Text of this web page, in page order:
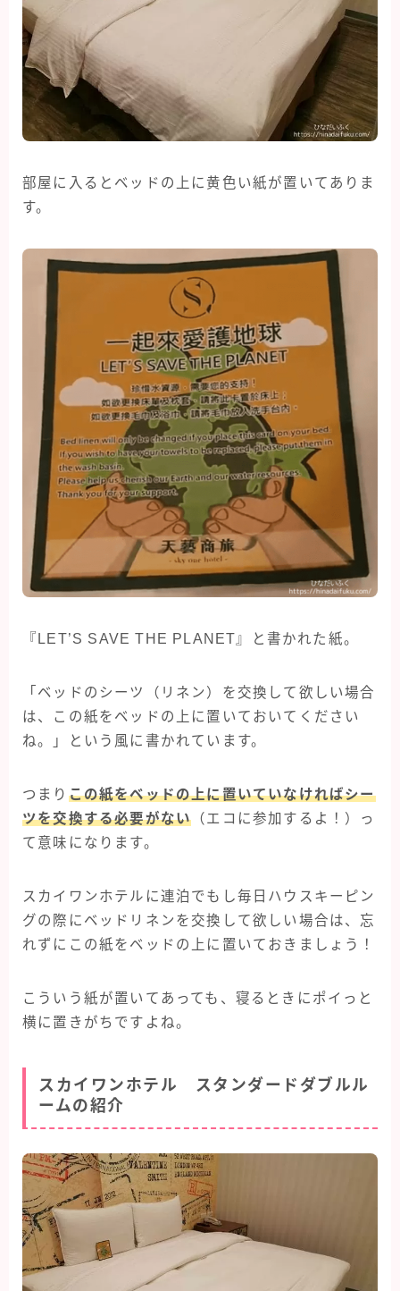
部屋に入るとベッドの上に黄色い紙が置いてありま
す。
『LET’S SAVE THE PLANET』と書かれた紙。
「ベッドのシーツ（リネン）を交換して欲しい場合
は、この紙をベッドの上に置いておいてください
ね。」という風に書かれています。
つまり この紙をベッドの上に置いていなければシー
ツを交換する必要がない （エコに参加するよ！）っ
て意味になります。
スカイワンホテルに連泊でもし毎日ハウスキーピン
グの際にベッドリネンを交換して欲しい場合は、忘
れずにこの紙をベッドの上に置いておきましょう！
こういう紙が置いてあっても、寝るときにポイっと
横に置きがちですよね。
スカイワンホテル スタンダードダブルル
ームの紹介